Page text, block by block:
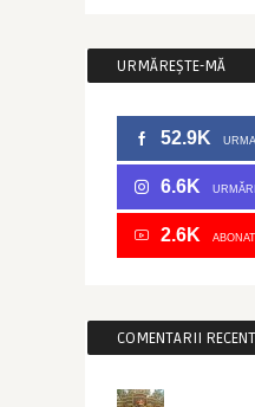
URMĂREȘTE-MĂ
52.9K
6.6K
2.6K ABONATI
COMENTARII